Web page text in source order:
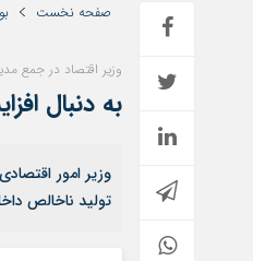
هوش مصنوعی
صفحه نخست
وزیر اقتصاد در جمع
به دنبال افزایش ۵۰ درصدی نسبت مالیات به تولید
وزیر امور
تولید ناخالص داخلی را ۵۰ درصد رشد دهیم و دستیابی به این هدف نیز باید از طریق " مالیات ستانی